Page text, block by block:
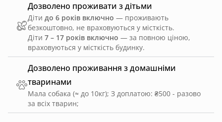
Дозволено проживання з домашніми
тваринами
Мала собака (≈ до 10кг); З доплатою: ₴500 - разово
за всіх тварин;
Дозволено проживати з дітьми
Діти до 6 років включно — проживають
безкоштовно, не враховуються у місткість.
Діти 7 – 17 років включно — за повною ціною,
враховуються у місткість будинку.